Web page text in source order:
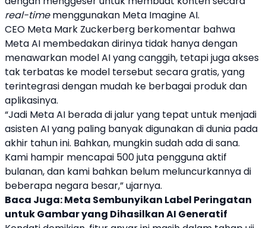
real-timemenggunakan Meta Imagine AI.
CEO Meta Mark Zuckerberg berkomentar bahwa
Meta AI membedakan dirinya tidak hanya dengan
menawarkan model AI yang canggih, tetapi juga akses
tak terbatas ke model tersebut secara gratis, yang
terintegrasi dengan mudah ke berbagai produk dan
aplikasinya.
“Jadi Meta AI berada di jalur yang tepat untuk menjadi
asisten AI yang paling banyak digunakan di dunia pada
akhir tahun ini. Bahkan, mungkin sudah ada di sana.
Kami hampir mencapai 500 juta pengguna aktif
bulanan, dan kami bahkan belum meluncurkannya di
beberapa negara besar,” ujarnya.
Baca Juga:Meta Sembunyikan Label Peringatan
untuk Gambar yang Dihasilkan AI Generatif